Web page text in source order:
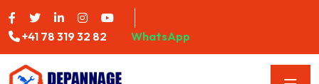
+41 78 319 32 82 WhatsApp